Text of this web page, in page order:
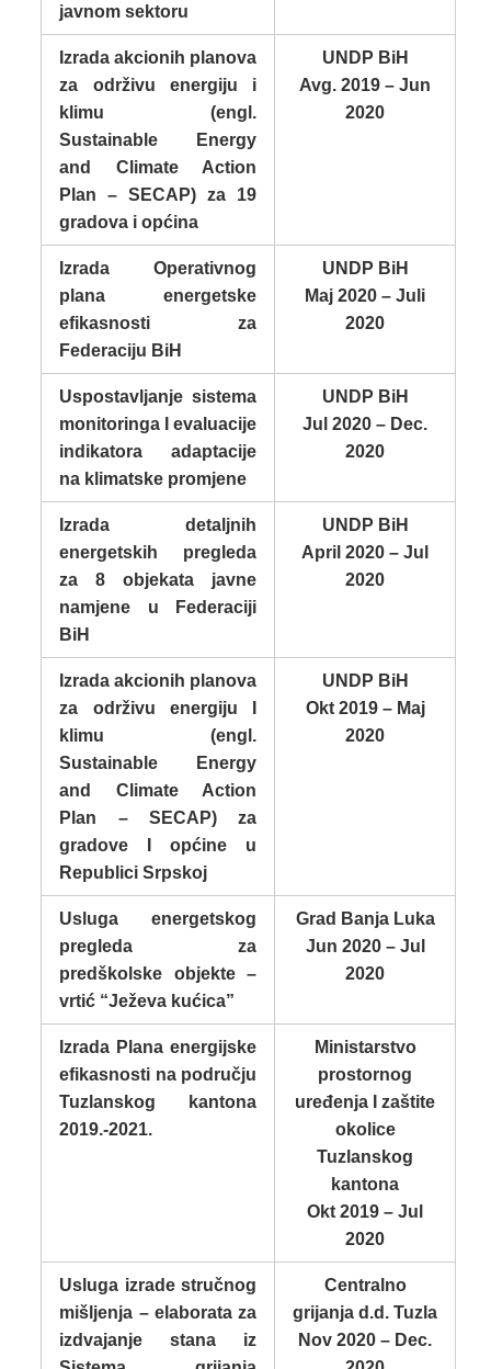
javnom sektoru
Izrada akcionih planova
za održivu energiju i
klimu (engl.
Sustainable Energy
and Climate Action
Plan – SECAP) za 19
gradova i općina
UNDP BiH
Avg. 2019 – Jun
2020
Izrada Operativnog
plana energetske
efikasnosti za
Federaciju BiH
UNDP BiH
Maj 2020 – Juli
2020
Uspostavljanje sistema
monitoringa I evaluacije
indikatora adaptacije
na klimatske promjene
UNDP BiH
Jul 2020 – Dec.
2020
Izrada detaljnih
energetskih pregleda
za 8 objekata javne
namjene u Federaciji
BiH
UNDP BiH
April 2020 – Jul
2020
Izrada akcionih planova
za održivu energiju I
klimu (engl.
Sustainable Energy
and Climate Action
Plan – SECAP) za
gradove I općine u
Republici Srpskoj
UNDP BiH
Okt 2019 – Maj
2020
Usluga energetskog
pregleda za
predškolske objekte –
vrtić “Ježeva kućica”
Grad Banja Luka
Jun 2020 – Jul
2020
Izrada Plana energijske
efikasnosti na području
Tuzlanskog kantona
2019.-2021.
Ministarstvo
prostornog
uređenja I zaštite
okolice
Tuzlanskog
kantona
Okt 2019 – Jul
2020
Usluga izrade stručnog
mišljenja – elaborata za
izdvajanje stana iz
Centralno
grijanja d.d. Tuzla
Nov 2020 – Dec.